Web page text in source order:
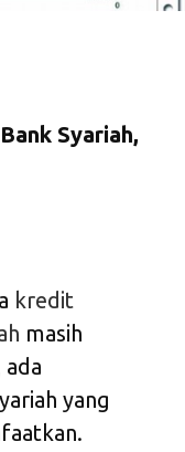
Syariah,
kredit
masih
ada
yang